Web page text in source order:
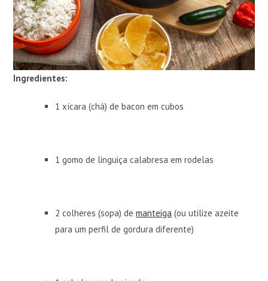
Ingredientes:
1 xícara (chá) de bacon em cubos
1 gomo de linguiça calabresa em rodelas
2 colheres (sopa) demanteiga (ou utilize azeite
para um perfil de gordura diferente)